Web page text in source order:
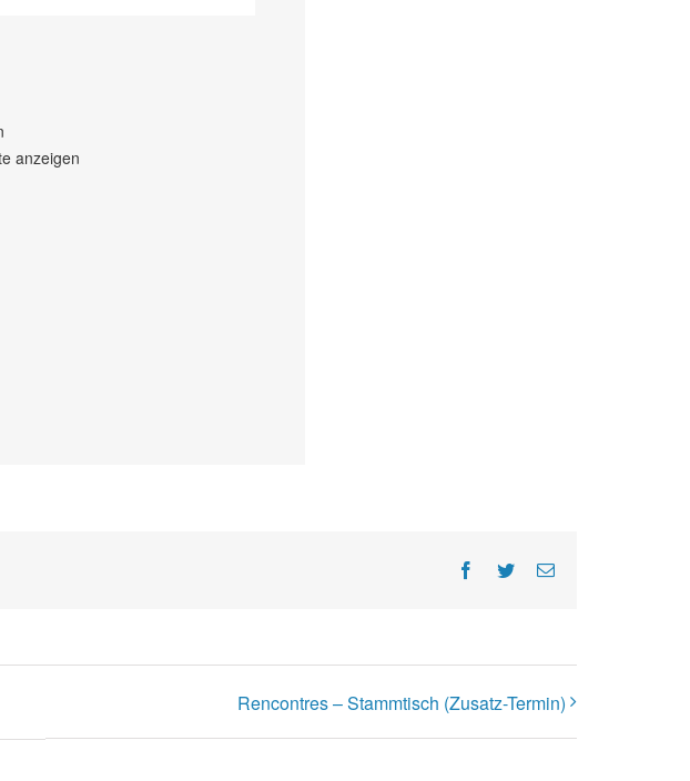
anzeigen
Facebook
TwitterE-
Rencontres – Stammtisch (Zusatz-Termin)